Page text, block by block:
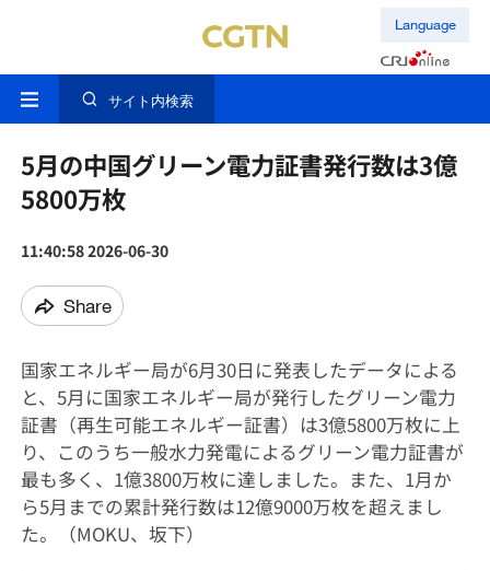
Language
サイト内検索
5月の中国グリーン電力証書発行数は3億
5800万枚
11:40:58 2026-06-30
Share
国家エネルギー局が6月30日に発表したデータによる
と、5月に国家エネルギー局が発行したグリーン電力
証書（再生可能エネルギー証書）は3億5800万枚に上
り、このうち一般水力発電によるグリーン電力証書が
最も多く、1億3800万枚に達しました。また、1月か
ら5月までの累計発行数は12億9000万枚を超えまし
た。（MOKU、坂下）